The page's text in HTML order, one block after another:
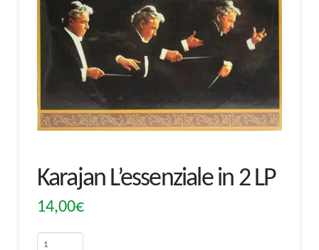
Karajan L’essenziale in 2 LP
14,00€
Karajan